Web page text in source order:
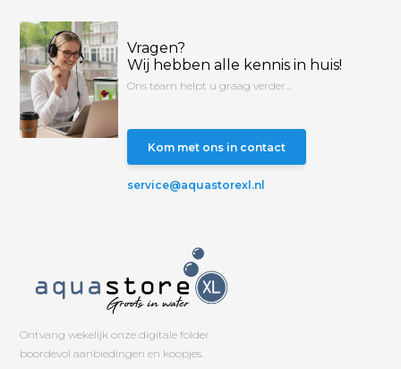
Vragen?
Wij hebben alle kennis in huis!
Ons team helpt u graag verder...
Kom met ons in contact
service@aquastorexl.nl
Ontvang wekelijk onze digitale folder
boordevol aanbiedingen en koopjes.